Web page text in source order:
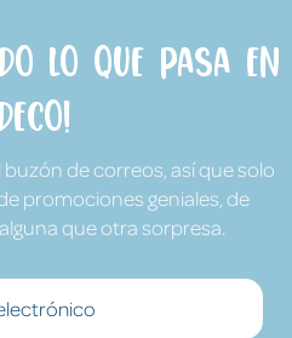
lo que pasa en
de correos, así que solo
promociones geniales, de
que otra sorpresa.